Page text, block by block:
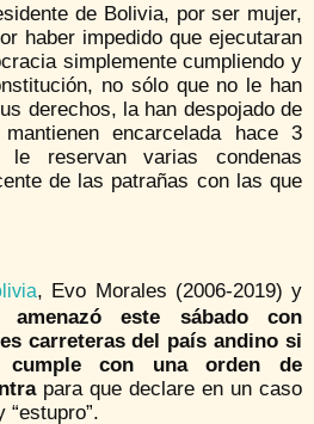
de Bolivia, por ser mujer,
haber impedido que ejecutaran
simplemente cumpliendo y
no sólo que no le han
derechos, la han despojado de
encarcelada hace 3
reservan varias condenas
de las patrañas con las que
, Evo Morales (2006-2019) y
amenazó este sábado con
carreteras del país andino si
con una orden de
para que declare en un caso
“estupro”.